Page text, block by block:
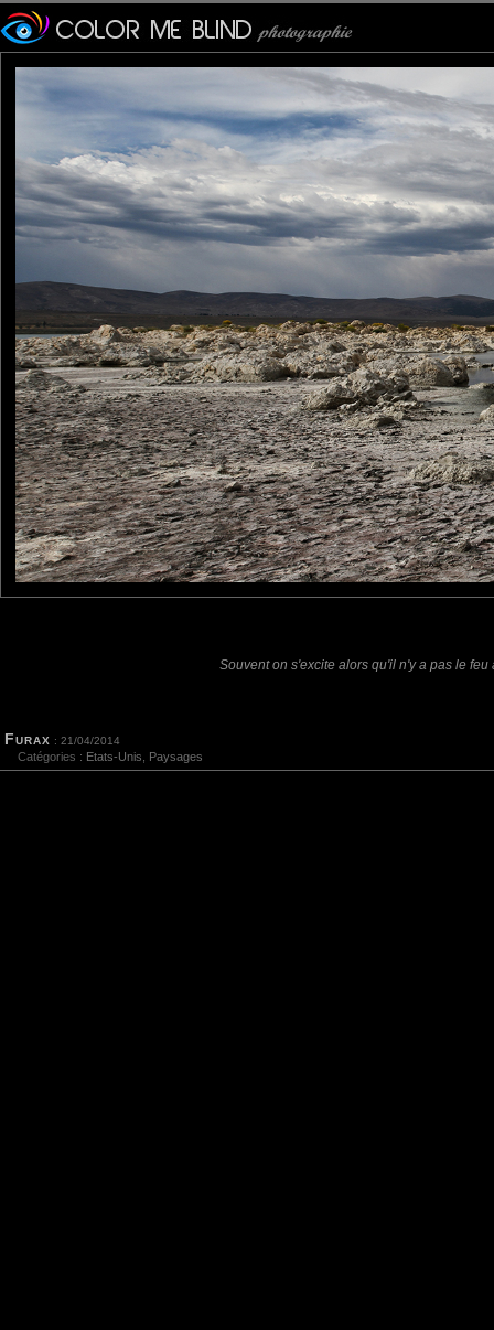
Souvent on s'excite alors qu'il n'y a pas le
Furax : 21/04/2014
Catégories : Etats-Unis Paysages
s'une sorte de tornade
de ce lac auparavant. Ce
: 23/04/2014
On est loin des 275
même impressionnant!
Ceci étant dit, ce
et de ses tufas ( si j'ai tout
tce76: 24/04/2014
On n'est pas très loin de
Laisser un commentaire
Nom
E-mail
Site